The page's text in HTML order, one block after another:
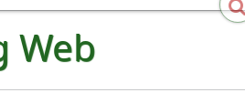
Web